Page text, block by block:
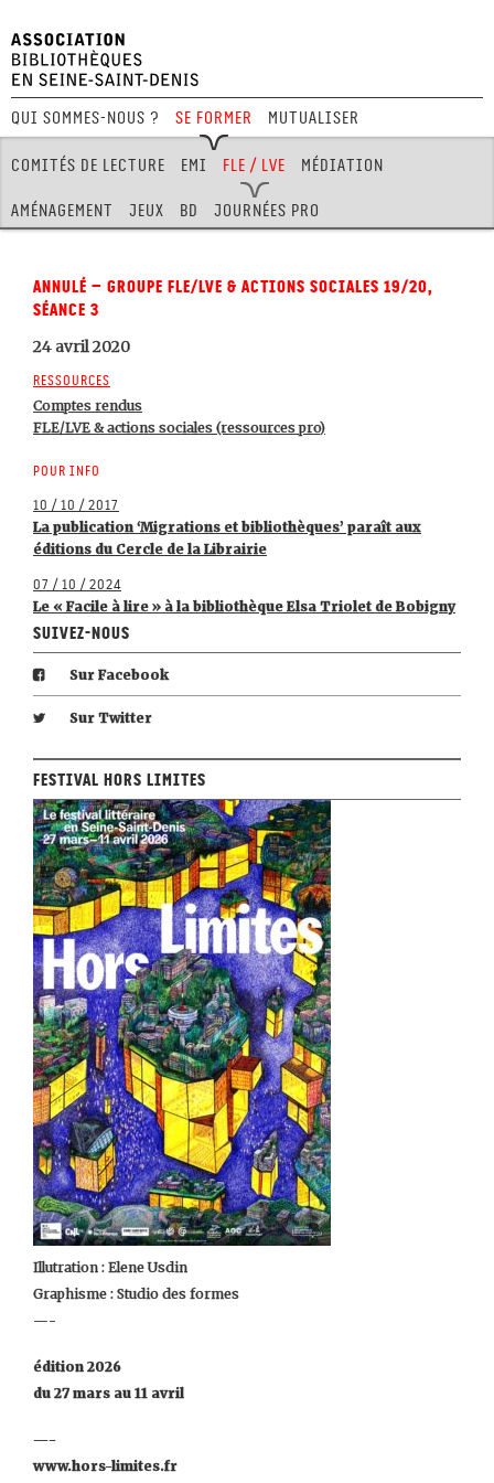
Qui sommes-nous ? Se former
Comités de lecture EMI FLE / LVE Médiation
Aménagement Jeux BD Journées pro
Mutualiser
Festival Hors Limites
ANNULÉ – Groupe FLE/LVE & actions sociales 19/20,
séance 3
24 avril 2020
Ressources
Comptes rendus
FLE/LVE & actions sociales (ressources pro)
Pour info
10 / 10 / 2017
La publication ‘Migrations et bibliothèques’ paraît aux
éditions du Cercle de la Librairie
07 / 10 / 2024
Le « Facile à lire » à la bibliothèque Elsa Triolet de Bobigny
Suivez-nous
Sur Facebook
Sur Twitter
Festival Hors Limites
Illutration : Elene Usdin
Graphisme : Studio des formes
—-
édition 2026
du 27 mars au 11 avril
—-
www.hors-limites.fr